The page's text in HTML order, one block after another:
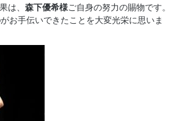
は、 森下優希様ご自身の努力の賜物です。
お手伝いできたことを大変光栄に思いま